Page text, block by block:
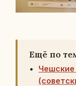
Ещё по
Чешские